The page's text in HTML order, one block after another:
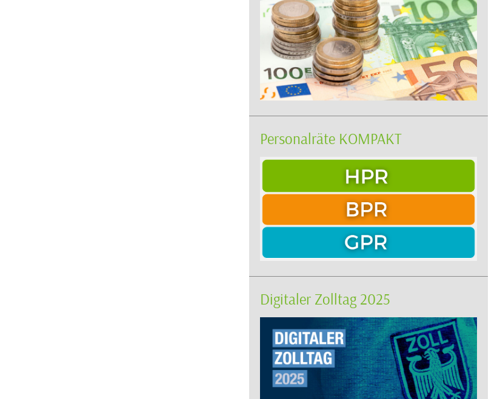
Personalräte KOMPAKT
Digitaler Zolltag 2025